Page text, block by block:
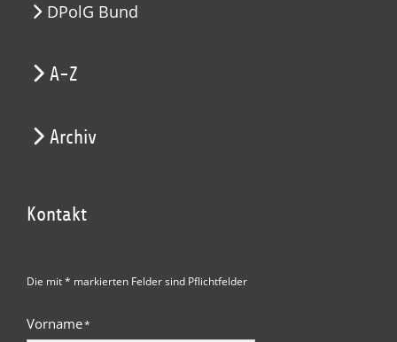
DPolG Bund
A-Z
Archiv
Kontakt
Die mit * markierten Felder sind Pflichtfelder
Vorname*